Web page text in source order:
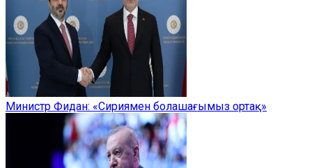
Министр Фидан: «Сириямен болашағымыз ортақ»